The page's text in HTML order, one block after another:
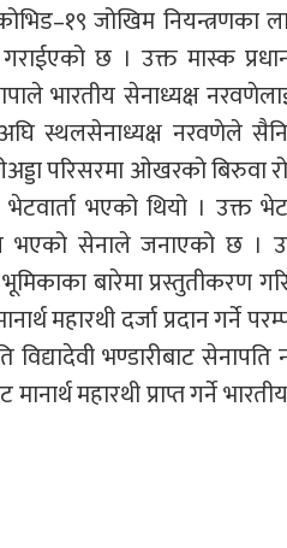
जोखिम नियन्त्रणका
छ । उक्त मास्क
भारतीय सेनाध्यक्ष
स्थलसेनाध्यक्ष नरवणेले
परिसरमा ओखरको बिरुवा
भएको थियो । उक्त
भएको सेनाले जनाएको छ ।
बारेमा प्रस्तुतीकरण
महारथी दर्जा प्रदान गर्ने
भण्डारीबाट
मानार्थ महारथी प्राप्त गर्ने